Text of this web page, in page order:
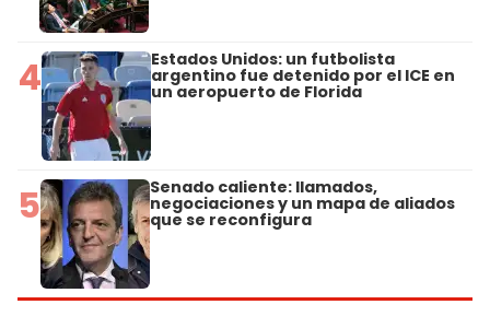
4 Estados Unidos: un futbolista
argentino fue detenido por el ICE en
un aeropuerto de Florida
5 Senado caliente: llamados,
negociaciones y un mapa de aliados
que se reconfigura